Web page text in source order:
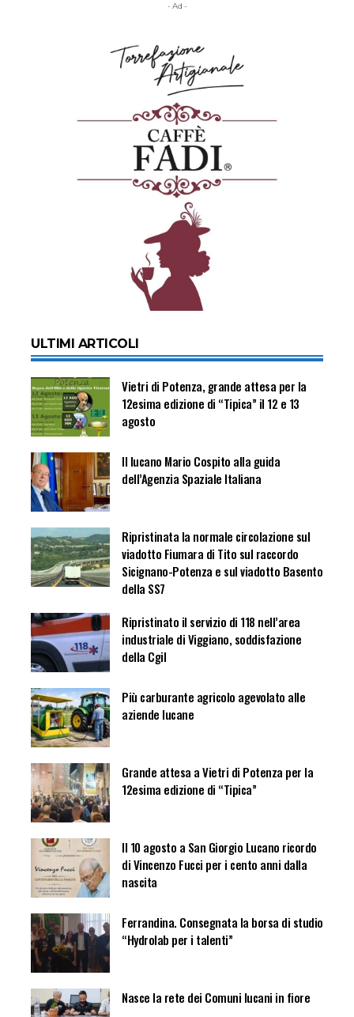
- Ad -
ULTIMI ARTICOLI
Vietri di Potenza, grande attesa per la
12esima edizione di “Tipica” il 12 e 13
agosto
Il lucano Mario Cospito alla guida
dell’Agenzia Spaziale Italiana
Ripristinata la normale circolazione sul
viadotto Fiumara di Tito sul raccordo
Sicignano-Potenza e sul viadotto Basento
della SS7
Ripristinato il servizio di 118 nell’area
industriale di Viggiano, soddisfazione
della Cgil
Più carburante agricolo agevolato alle
aziende lucane
Grande attesa a Vietri di Potenza per la
12esima edizione di “Tipica”
Il 10 agosto a San Giorgio Lucano ricordo
di Vincenzo Fucci per i cento anni dalla
nascita
Ferrandina. Consegnata la borsa di studio
“Hydrolab per i talenti”
Nasce la rete dei Comuni lucani in fiore